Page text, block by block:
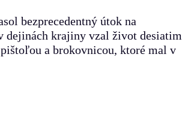
bezprecedentný útok na
dejinách krajiny vzal život desiatim
a brokovnicou, ktoré mal v